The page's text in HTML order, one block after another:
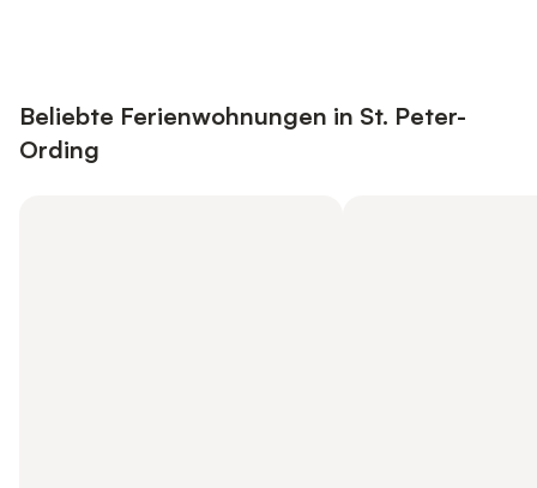
Beliebte Ferienwohnungen in St. Peter-
Ording